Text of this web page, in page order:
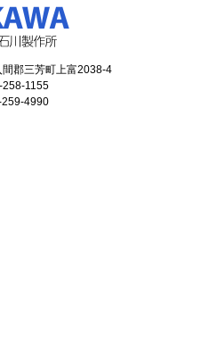
郡三芳町上富2038-4
258-1155
259-4990